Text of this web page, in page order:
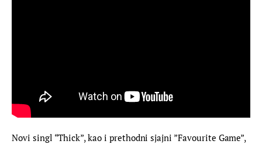
Novi singl “Thick”, kao i prethodni sjajni ”Favourite Game”,